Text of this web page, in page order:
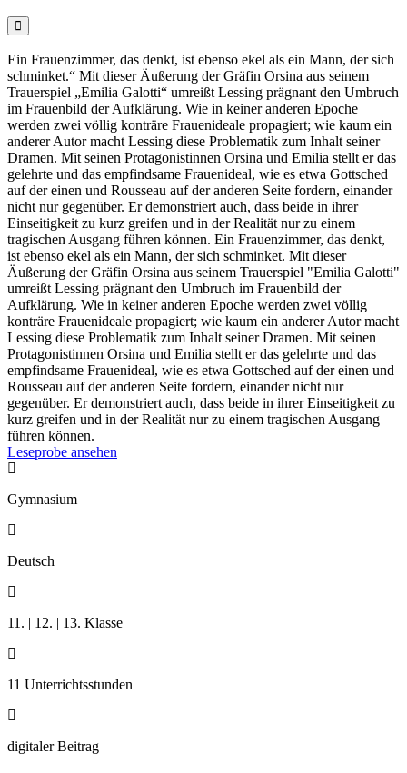

Ein Frauenzimmer, das denkt, ist ebenso ekel als ein Mann, der sich
schminket.“ Mit dieser Äußerung der Gräfin Orsina aus seinem
Trauerspiel „Emilia Galotti“ umreißt Lessing prägnant den Umbruch
im Frauenbild der Aufklärung. Wie in keiner anderen Epoche
werden zwei völlig konträre Frauenideale propagiert; wie kaum ein
anderer Autor macht Lessing diese Problematik zum Inhalt seiner
Dramen. Mit seinen Protagonistinnen Orsina und Emilia stellt er das
gelehrte und das empfindsame Frauenideal, wie es etwa Gottsched
auf der einen und Rousseau auf der anderen Seite fordern, einander
nicht nur gegenüber. Er demonstriert auch, dass beide in ihrer
Einseitigkeit zu kurz greifen und in der Realität nur zu einem
tragischen Ausgang führen können. Ein Frauenzimmer, das denkt,
ist ebenso ekel als ein Mann, der sich schminket. Mit dieser
Äußerung der Gräfin Orsina aus seinem Trauerspiel "Emilia Galotti"
umreißt Lessing prägnant den Umbruch im Frauenbild der
Aufklärung. Wie in keiner anderen Epoche werden zwei völlig
konträre Frauenideale propagiert; wie kaum ein anderer Autor macht
Lessing diese Problematik zum Inhalt seiner Dramen. Mit seinen
Protagonistinnen Orsina und Emilia stellt er das gelehrte und das
empfindsame Frauenideal, wie es etwa Gottsched auf der einen und
Rousseau auf der anderen Seite fordern, einander nicht nur
gegenüber. Er demonstriert auch, dass beide in ihrer Einseitigkeit zu
kurz greifen und in der Realität nur zu einem tragischen Ausgang
führen können.
Leseprobe ansehen

Gymnasium

Deutsch

11. | 12. | 13. Klasse

11 Unterrichtsstunden

digitaler Beitrag